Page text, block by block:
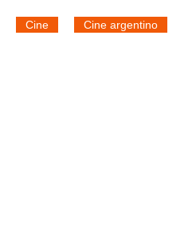
Cine Cine argentino